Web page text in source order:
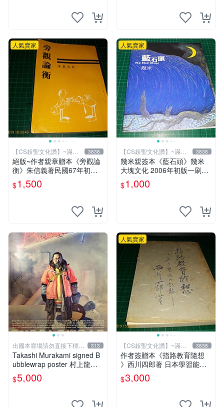
人氣賣家
【CS超聖文化讚】~滿千
元送運
3838
絕版~作者親章贈本《旁觀論
衡》朱信義著民國67年初版
泛黃 【CS超聖文化讚】
$1,500
人氣賣家
【CS超聖文化讚】~滿千
元送運
3838
幾米親簽本《藍石頭》幾米
大塊文化 2006年初版一刷
【CS超聖文化讚】
$1,000
出國本賣場請勿直接下標請
先提問
313
Takashi Murakami signed B
ubblewrap poster 村上龍簽
名展覽海報 現貨台北
$5,000
人氣賣家
【CS超聖文化讚】~滿千
元送運
3838
作者簽贈本《指路教育隨想
》西川四郎著 日本學習能率
研究會 昭和五十二年【CS超
聖文化讚】
$3,000